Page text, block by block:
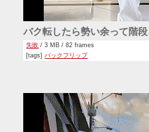
バク転したら勢い余って階
失敗 / 3 MB / 82 frames
[tags] バックフリップ